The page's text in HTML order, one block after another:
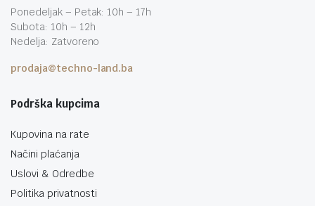
Ponedeljak – Petak: 10h – 17h
Subota: 10h – 12h
Nedelja: Zatvoreno
prodaja@techno-land.ba
Podrška kupcima
Kupovina na rate
Načini plaćanja
Uslovi & Odredbe
Politika privatnosti